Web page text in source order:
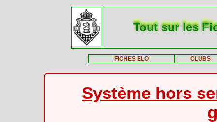
Tout sur les
FICHES ELO CLUBS
Système hors